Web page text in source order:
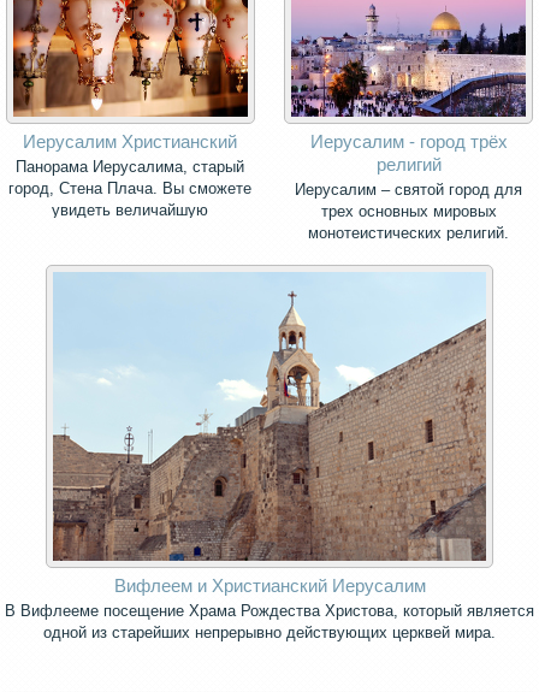
Иерусалим Христианский
Панорама Иерусалима, старый
город, Стена Плача. Вы сможете
увидеть величайшую
погребена Богоматерь
Иерусалим - город трёх
религий
Иерусалим – святой город для
трех основных мировых
монотеистических религий.
Вифлеем и Христианский Иерусалим
В Вифлееме посещение Храма Рождества Христова, который является
одной из старейших непрерывно действующих церквей мира.